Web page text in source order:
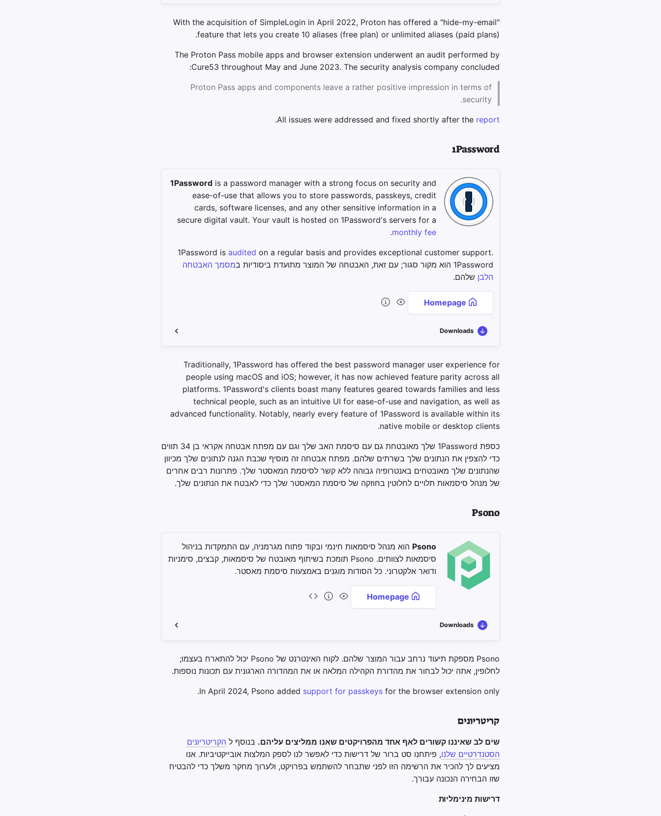
With the acquisition of SimpleLogin in April 2022, Proton has offered a "hide-my-email"
feature that lets you create 10 aliases (free plan) or unlimited aliases (paid plans).
The Proton Pass mobile apps and browser extension underwent an audit performed by
Cure53 throughout May and June 2023. The security analysis company concluded:
Proton Pass apps and components leave a rather positive impression in terms of
security.
All issues were addressed and fixed shortly after the report
.
1Password
1Password is a password manager with a strong focus on security and
ease-of-use that allows you to store passwords, passkeys, credit
cards, software licenses, and any other sensitive information in a
secure digital vault. Your vault is hosted on 1Password's servers for a
monthly fee
.
1Password is audited on a regular basis and provides exceptional customer support.
1Password הוא מקור סגור; עם זאת, האבטחה של המוצר מתועדת ביסודיות ב
מסמך האבטחה
הלבן שלהם.
Downloads
Traditionally, 1Password has offered the best password manager user experience for
people using macOS and iOS; however, it has now achieved feature parity across all
platforms. 1Password's clients boast many features geared towards families and less
technical people, such as an intuitive UI for ease-of-use and navigation, as well as
advanced functionality. Notably, nearly every feature of 1Password is available within its
native mobile or desktop clients.
כספת 1Password שלך מאובטחת גם עם סיסמת האב שלך וגם עם מפתח אבטחה אקראי בן 34 תווים
כדי להצפין את הנתונים שלך בשרתים שלהם. מפתח אבטחה זה מוסיף שכבת הגנה לנתונים שלך מכיוון
שהנתונים שלך מאובטחים באנטרופיה גבוהה ללא קשר לסיסמת המאסטר שלך. פתרונות רבים אחרים
של מנהל סיסמאות תלויים לחלוטין בחוזקה של סיסמת המאסטר שלך כדי לאבטח את הנתונים שלך.
Psono
Psono הוא מנהל סיסמאות חינמי ובקוד פתוח מגרמניה, עם התמקדות בניהול
סיסמאות לצוותים. Psono תומכת בשיתוף מאובטח של סיסמאות, קבצים, סימניות
ודואר אלקטרוני. כל הסודות מוגנים באמצעות סיסמת מאסטר.
Downloads
Psono מספקת תיעוד נרחב עבור המוצר שלהם. לקוח האינטרנט של Psono יכול להתארח בעצמו;
לחלופין, אתה יכול לבחור את מהדורת הקהילה המלאה או את המהדורה הארגונית עם תכונות נוספות.
In April 2024, Psono added support for passkeys for the browser extension only.
קריטריונים
שים לב שאיננו קשורים לאף אחד מהפרויקטים שאנו ממליצים עליהם. בנוסף ל הקריטריונים
הסטנדרטיים שלנו, פיתחנו סט ברור של דרישות כדי לאפשר לנו לספק המלצות אובייקטיביות. אנו
מציעים לך להכיר את הרשימה הזו לפני שתבחר להשתמש בפרויקט, ולערוך מחקר משלך כדי להבטיח
שזו הבחירה הנכונה עבורך.
דרישות מינימליות